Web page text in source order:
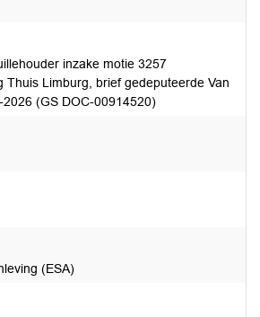
inzake motie 3257
Thuis Limburg, brief gedeputeerde Van
(GS DOC-00914520)
(ESA)